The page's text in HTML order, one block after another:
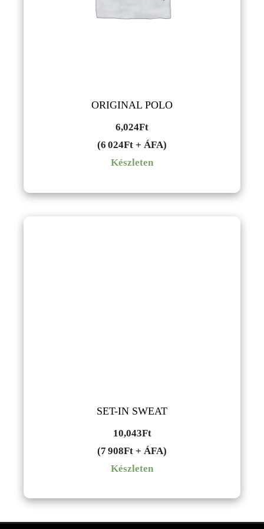
ORIGINAL POLO
6,024Ft
(6 024Ft + ÁFA)
Készleten
SET-IN SWEAT
10,043Ft
(7 908Ft + ÁFA)
Készleten